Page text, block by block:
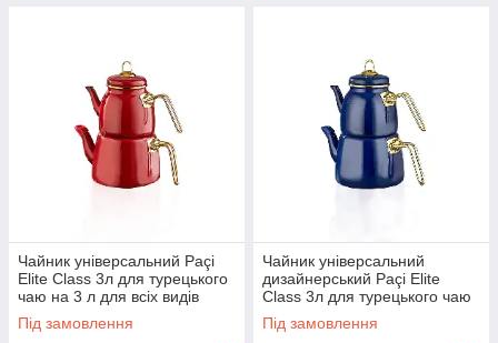
Чайник універсальний Paçi
Elite Class 3л для турецького
чаю на 3 л для всіх видів
плит, Чайданлик турецький
Під замовлення
Чайник універсальний
дизайнерський Paçi Elite
Class 3л для турецького чаю
на 3 л для всіх видів плит,
Чайданлик
Під замовлення